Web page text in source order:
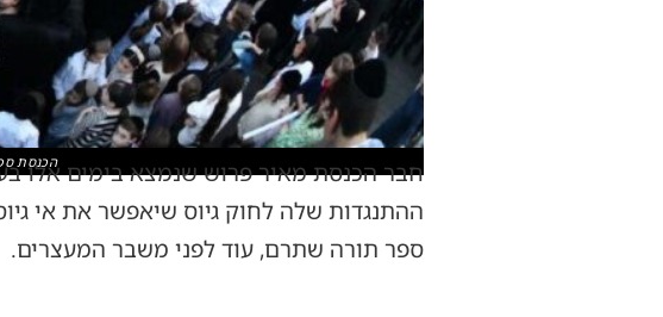
הכנסת
חבר הכנסת מאיר פרוש שנמצא בימים אלו
ההתנגדות שלה לחוק גיוס שיאפשר את אי
ספר תורה שתרם, עוד לפני משבר המעצרים.